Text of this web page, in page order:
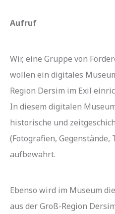
Aufruf
Wir, eine Gruppe von
wollen ein digitales
Region Dersim im Exil
In diesem digitalen
historische und
(Fotografien, Gegenstände,
aufbewahrt.
Ebenso wird im Museum
aus der Groß-Region